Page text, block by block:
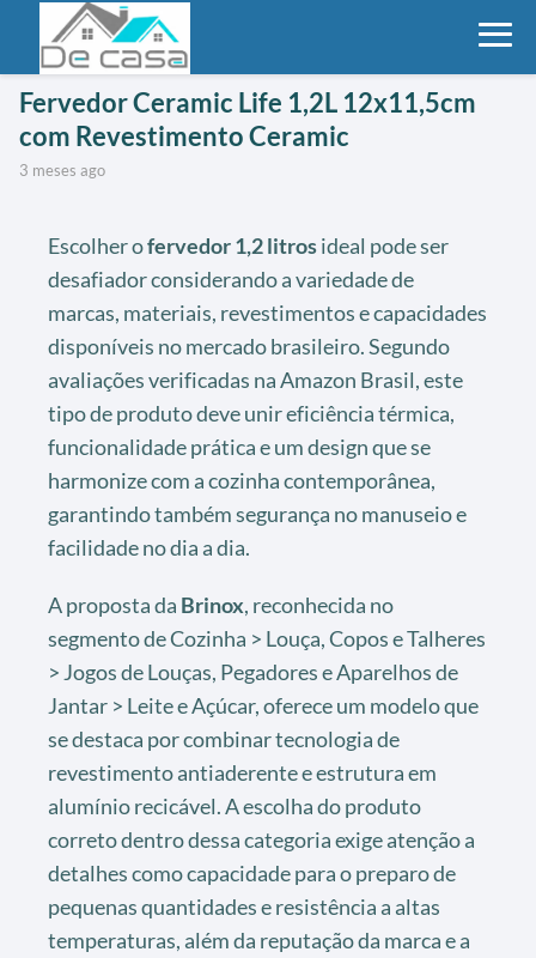
Fervedor Ceramic Life 1,2L 12x11,5cm
com Revestimento Ceramic
3 meses ago
Escolher ofervedor 1,2 litrosideal pode ser
desafiador considerando a variedade de
marcas, materiais, revestimentos e capacidades
disponíveis no mercado brasileiro. Segundo
avaliações verificadas na Amazon Brasil, este
tipo de produto deve unir eficiência térmica,
funcionalidade prática e um design que se
harmonize com a cozinha contemporânea,
garantindo também segurança no manuseio e
facilidade no dia a dia.
A proposta da Brinox, reconhecida no
segmento de Cozinha > Louça, Copos e Talheres
> Jogos de Louças, Pegadores e Aparelhos de
Jantar > Leite e Açúcar, oferece um modelo que
se destaca por combinar tecnologia de
revestimento antiaderente e estrutura em
alumínio recicável. A escolha do produto
correto dentro dessa categoria exige atenção a
detalhes como capacidade para o preparo de
pequenas quantidades e resistência a altas
temperaturas, além da reputação da marca e a